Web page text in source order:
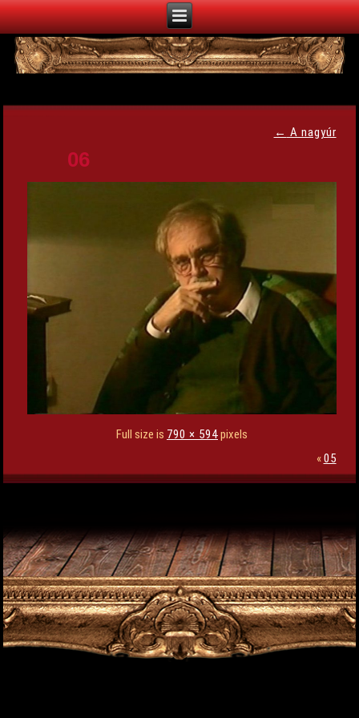
← A nagyúr
06
Full size is 790 × 594pixels
«05